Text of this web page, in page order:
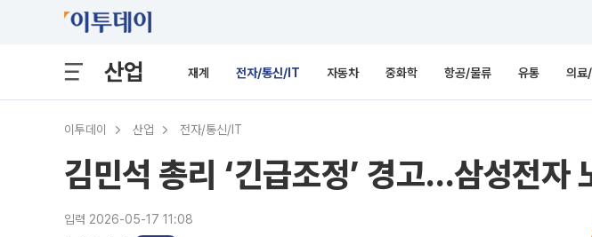
산업 재계 전자/통신/IT 자동차 중화학 항공/물류 유통 의료
이투데이 산업 전자/통신/IT
김민석 총리 ‘긴급조정’ 경고…삼성전자
입력 2026-05-17 11:08